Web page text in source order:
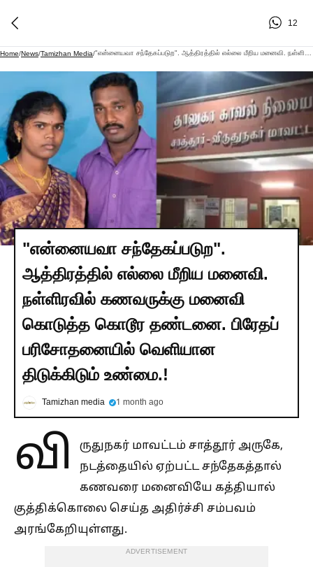
12
Home/News/Tamizhan Media/
"என்னையவா சந்தேகப்படுற".
ஆத்திரத்தில் எல்லை மீறிய மனைவி.
நள்ளிரவில் கணவருக்கு மனைவி
கொடுத்த கொடூர தண்டனை. பிரேதப்
பரிசோதனையில் வெளியான
திடுக்கிடும் உண்மை.!
Tamizhan media 1 month ago
வி
ருதுநகர் மாவட்டம் சாத்தூர் அருகே,
நடத்தையில் ஏற்பட்ட சந்தேகத்தால்
கணவரை மனைவியே கத்தியால்
குத்திக்கொலை செய்த அதிர்ச்சி சம்பவம்
அரங்கேறியுள்ளது.
ADVERTISEMENT